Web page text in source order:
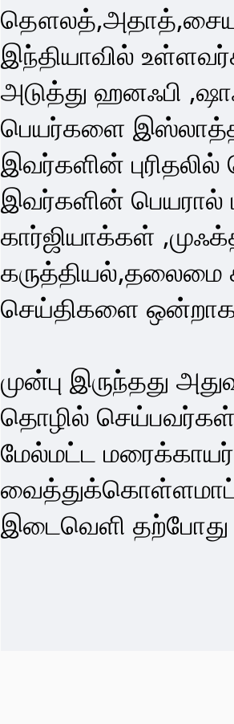
இந்தியாவில்
அடுத்து ஹனஃபி
பெயர்களை
இவர்களின்
இவர்களின்
கார்ஜியாக்கள்
கருத்தியல்,தலைமை
செய்திகளை ஒன்றாக
முன்பு இருந்தது
தொழில்
மேல்மட்ட மரைக்காயர்
இடைவெளி